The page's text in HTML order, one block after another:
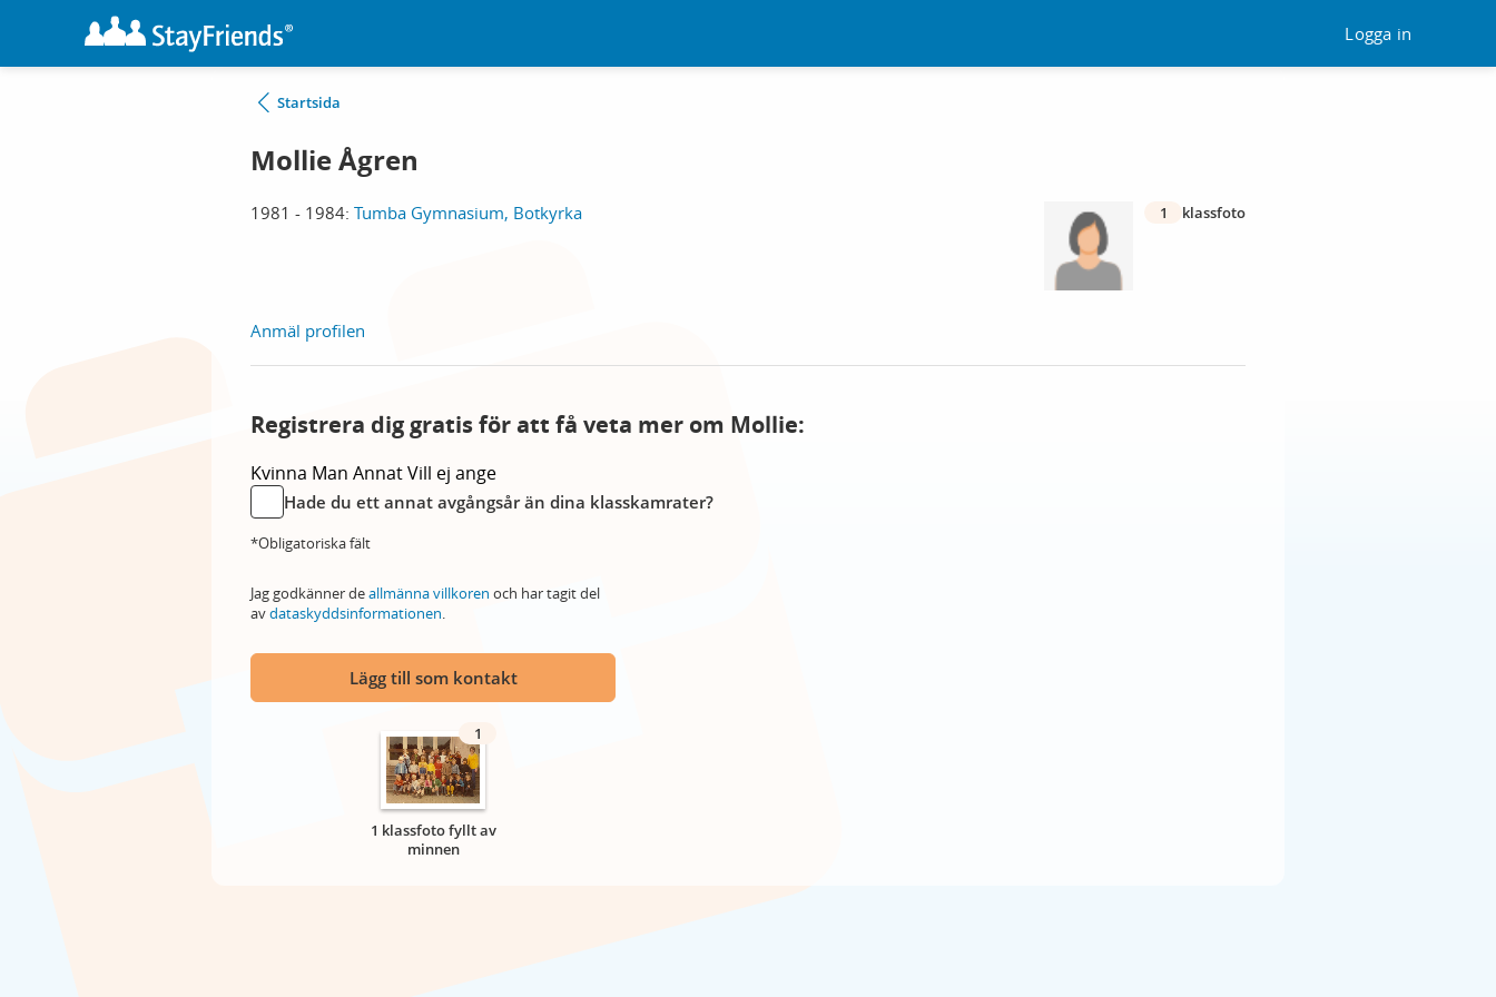
Logga in
Startsida
Mollie Ågren
1981 - 1984: Tumba Gymnasium, Botkyrka 1 klassfoto
Anmäl profilen
Registrera dig gratis för att få veta mer om Mollie:
Kvinna Man AnnatVill ej ange
Hade du ett annat avgångsår än dina klasskamrater?
*Obligatoriska fält
Jag godkänner deallmänna villkoren och har tagit del
avdataskyddsinformationen.
Lägg till som kontakt
1
1 klassfoto fyllt av
minnen